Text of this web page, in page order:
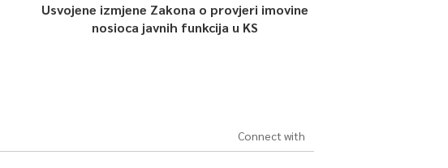
Usvojene izmjene Zakona o provjeri imovine
nosioca javnih funkcija u KS
Connect with